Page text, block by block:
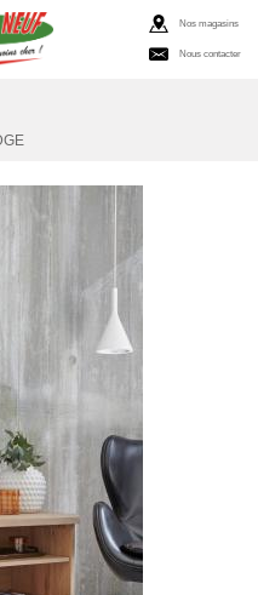
Nos magasins
Nous contacter